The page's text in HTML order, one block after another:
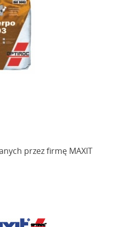
przez firmę MAXIT